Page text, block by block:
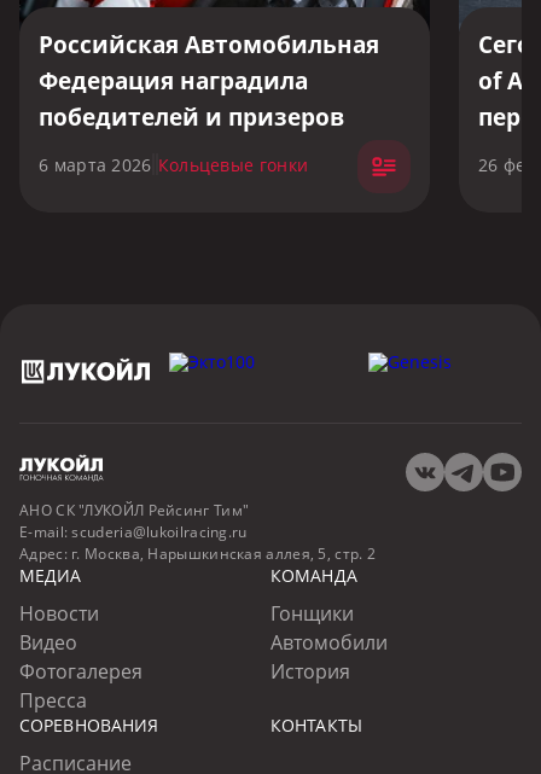
Российская Автомобильная
Федерация наградила
победителей и призеров
чемпионата России 2025 года
6 марта 2026 Кольцевые гонки
of
26
АНО СК "ЛУКОЙЛ Рейсинг Тим"
E-mail: scuderia@lukoilracing.ru
Адрес: г. Москва, Нарышкинская аллея, 5, стр. 2
МЕДИА
Новости
Видео
Фотогалерея
Пресса
КОМАНДА
Гонщики
Автомобили
История
СОРЕВНОВАНИЯ
Расписание
КОНТАКТЫ